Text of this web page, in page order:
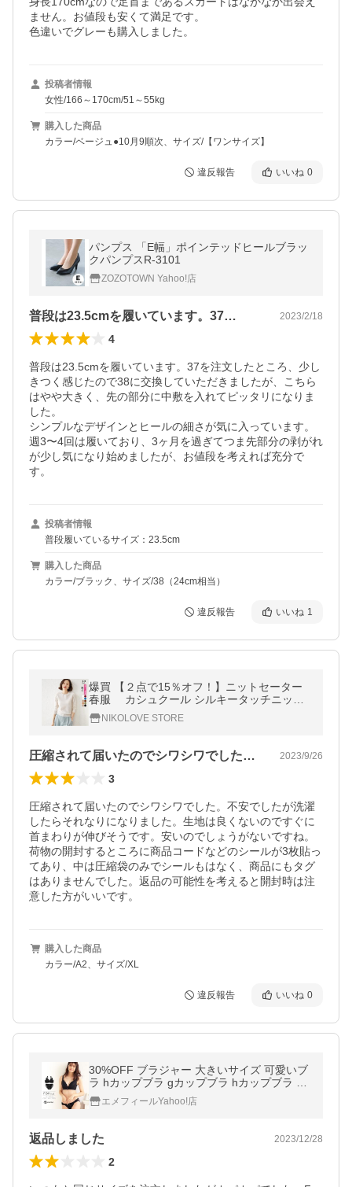
ません。お値段も安くて満足です。
色違いでグレーも購入しました。
投稿者情報
女性/166～170cm/51～55kg
購入した商品
カラー/ベージュ●10月9順次、サイズ/【ワンサイズ】
違反報告 いいね 0
パンプス 「E幅」ポインテッドヒールブラッ
クパンプスR-3101
ZOZOTOWN Yahoo!店
普段は23.5cmを履いています。37… 2023/2/18
4
普段は23.5cmを履いています。37を注文したところ、少し
きつく感じたので38に交換していただきましたが、こちら
はやや大きく、先の部分に中敷を入れてピッタリになりま
した。
シンプルなデザインとヒールの細さが気に入っています。
週3〜4回は履いており、3ヶ月を過ぎてつま先部分の剥がれ
が少し気になり始めましたが、お値段を考えれば充分で
す。
投稿者情報
普段履いているサイズ：23.5cm
購入した商品
カラー/ブラック、サイズ/38（24cm相当）
違反報告 いいね 1
爆買 【２点で15％オフ！】ニットセーター
春服 カシュクール シルキータッチニット
長袖 薄手ニット プルオーバー トップス カッ
トソー インナー
NIKOLOVE STORE
圧縮されて届いたのでシワシワでした。不… 2023/9/26
3
圧縮されて届いたのでシワシワでした。不安でしたが洗濯
したらそれなりになりました。生地は良くないのですぐに
首まわりが伸びそうです。安いのでしょうがないですね。
荷物の開封するところに商品コードなどのシールが3枚貼っ
てあり、中は圧縮袋のみでシールもはなく、商品にもタグ
はありませんでした。返品の可能性を考えると開封時は注
意した方がいいです。
購入した商品
カラー/A2、サイズ/XL
違反報告 いいね 0
30%OFF ブラジャー 大きいサイズ 可愛いブ
ラ hカップブラ gカップブラ hカップブラ グ
ラマーブラ ブラセット 下着セット レディー
ス エメフィール 爆買
エメフィールYahoo!店
返品しました 2023/12/28
2